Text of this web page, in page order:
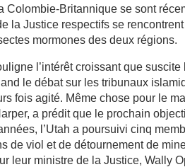
Colombie-Britannique se sont
la Justice respectifs se
mormones des deux régions.
l’intérêt croissant que
le débat sur les tribunaux
fois agité. Même chose pour le
a prédit que le prochain
l’Utah a poursuivi cinq
de viol et de détournement de
leur ministre de la Justice, Wally